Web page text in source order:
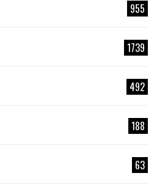
955
1739
492
188
63